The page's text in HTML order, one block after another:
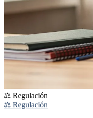
⚖️ Regulación
⚖️ Regulación